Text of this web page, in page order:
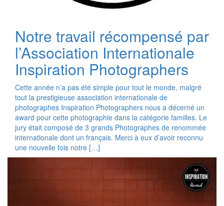
Notre travail récompensé par
l’Association Internationale
Inspiration Photographers
Cette année n’a pas été simple pour tout le monde, malgré
tout la prestigieuse association internationale de
photographes Inspiration Photographers nous a décerné un
award pour cette photographie dans la catégorie familles. Le
jury était composé de 3 grands Photographes de renommée
internationale dont un français. Merci à eux d’avoir reconnu
une nouvelle fois notre […]